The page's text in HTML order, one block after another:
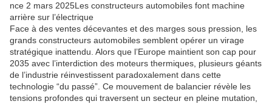
nce 2 mars 2025Les constructeurs automobiles font machine
arrière sur l’électrique
Face à des ventes décevantes et des marges sous pression, les
grands constructeurs automobiles semblent opérer un virage
stratégique inattendu. Alors que l’Europe maintient son cap pour
2035 avec l’interdiction des moteurs thermiques, plusieurs géants
de l’industrie réinvestissent paradoxalement dans cette
technologie “du passé”. Ce mouvement de balancier révèle les
tensions profondes qui traversent un secteur en pleine mutation,